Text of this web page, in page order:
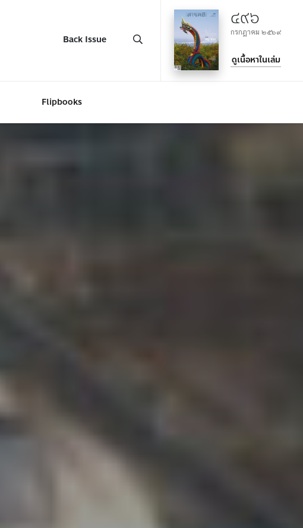
Back Issue
๔๙๖
กรกฎาคม ๒๕๖๙
ดูเนื้อหาในเล่ม
Flipbooks